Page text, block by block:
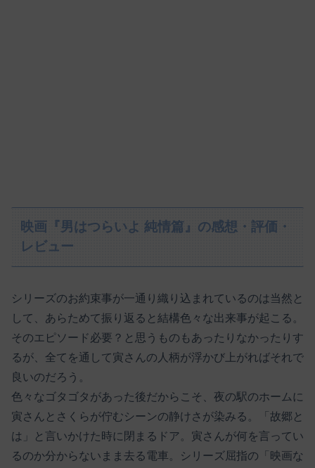
映画『男はつらいよ 純情篇』の感想・評価・
レビュー
シリーズのお約束事が一通り織り込まれているのは当然と
して、あらためて振り返ると結構色々な出来事が起こる。
そのエピソード必要？と思うものもあったりなかったりす
るが、全てを通して寅さんの人柄が浮かび上がればそれで
良いのだろう。
色々なゴタゴタがあった後だからこそ、夜の駅のホームに
寅さんとさくらが佇むシーンの静けさが染みる。「故郷と
は」と言いかけた時に閉まるドア。寅さんが何を言ってい
るのか分からないまま去る電車。シリーズ屈指の「映画な